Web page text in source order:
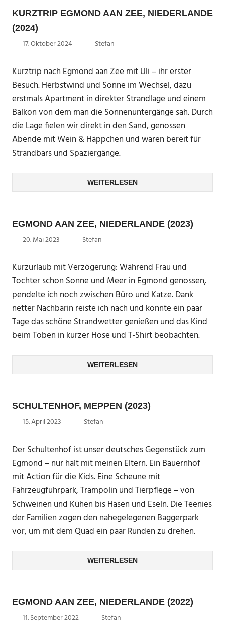
KURZTRIP EGMOND AAN ZEE, NIEDERLANDE
(2024)
17. Oktober 2024 Stefan
Kurztrip nach Egmond aan Zee mit Uli – ihr erster
Besuch. Herbstwind und Sonne im Wechsel, dazu
erstmals Apartment in direkter Strandlage und einem
Balkon von dem man die Sonnenuntergänge sah. Durch
die Lage fielen wir direkt in den Sand, genossen
Abende mit Wein & Häppchen und waren bereit für
Strandbars und Spaziergänge.
WEITERLESEN
EGMOND AAN ZEE, NIEDERLANDE (2023)
20. Mai 2023 Stefan
Kurzurlaub mit Verzögerung: Während Frau und
Tochter schon Sonne und Meer in Egmond genossen,
pendelte ich noch zwischen Büro und Katze. Dank
netter Nachbarin reiste ich nach und konnte ein paar
Tage das schöne Strandwetter genießen und das Kind
beim Toben in kurzer Hose und T-Shirt beobachten.
WEITERLESEN
SCHULTENHOF, MEPPEN (2023)
15. April 2023 Stefan
Der Schultenhof ist unser deutsches Gegenstück zum
Egmond – nur halt mit meinen Eltern. Ein Bauernhof
mit Action für die Kids. Eine Scheune mit
Fahrzeugfuhrpark, Trampolin und Tierpflege – von
Schweinen und Kühen bis Hasen und Eseln. Die Teenies
der Familien zogen den nahegelegenen Baggerpark
vor, um mit dem Quad ein paar Runden zu drehen.
WEITERLESEN
EGMOND AAN ZEE, NIEDERLANDE (2022)
11. September 2022 Stefan